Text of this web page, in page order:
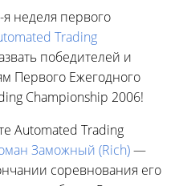
я неделя первого
Trading
победителей и
Первого Ежегодного
Championship 2006!
Automated Trading
Заможный (Rich)—
соревнования его